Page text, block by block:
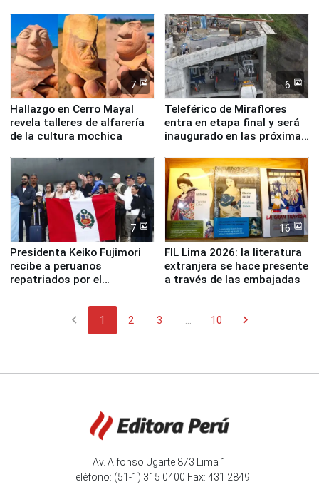
7
Hallazgo en Cerro Mayal
revela talleres de alfarería
de la cultura mochica
6
Teleférico de Miraflores
entra en etapa final y será
inaugurado en las próximas
7
Presidenta Keiko Fujimori
recibe a peruanos
repatriados por el
16
FIL Lima 2026: la literatura
extranjera se hace presente
a través de las embajadas
chevron_left 1 2 3 10 chevron_right
Av. Alfonso Ugarte 873 Lima 1
Teléfono: (51-1) 315 0400 Fax: 431 2849